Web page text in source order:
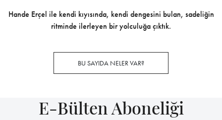
Hande Erçel ile kendi kıyısında, kendi dengesini bulan, sadeliğin
ritminde ilerleyen bir yolculuğa çıktık.
BU SAYIDA NELER VAR?
E-Bülten Aboneliği